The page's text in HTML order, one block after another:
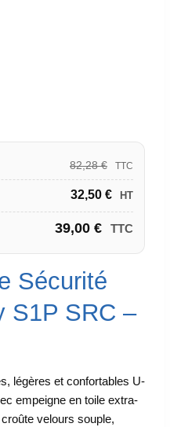
82,28€ TTC
32,50 € HT
39,00 € TTC
Sécurité
S1P SRC –
légères et confortables U-
empeigne en toile extra-
velours souple,